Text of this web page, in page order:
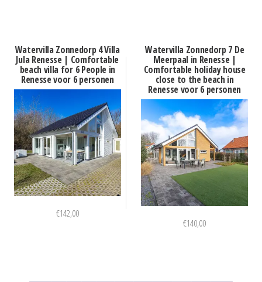
Watervilla Zonnedorp 4 Villa
Jula Renesse | Comfortable
beach villa for 6 People in
Renesse voor 6 personen
€142,00
Watervilla Zonnedorp 7 De
Meerpaal in Renesse |
Comfortable holiday house
close to the beach in
Renesse voor 6 personen
€140,00